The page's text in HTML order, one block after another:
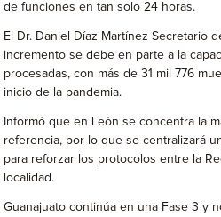
de funciones en tan solo 24 horas.
El Dr. Daniel Díaz Martínez Secretario
incremento se debe en parte a la
procesadas, con más de 31 mil 776
inicio de la pandemia.
Informó que en León se concentra la
referencia, por lo que se centralizará
para reforzar los protocolos entre la
localidad.
Guanajuato continúa en una Fase 3 y